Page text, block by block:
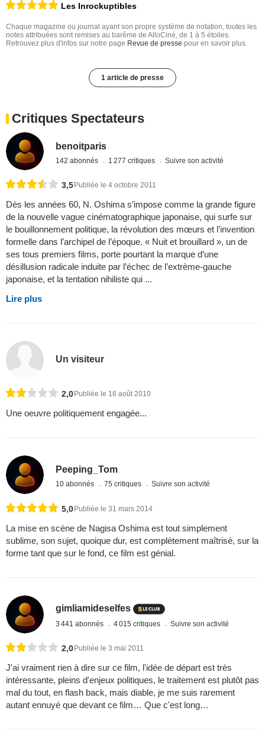
Les Inrockuptibles
Chaque magazine ou journal ayant son propre système de notation, toutes les
notes attribuées sont remises au barême de AlloCiné, de 1 à 5 étoiles.
Retrouvez plus d'infos sur notre page Revue de presse pour en savoir plus.
1 article de presse
Critiques Spectateurs
benoitparis
142 abonnés 1 277 critiques Suivre son activité
3,5 Publiée le 4 octobre 2011
Dès les années 60, N. Oshima s’impose comme la grande figure
de la nouvelle vague cinématographique japonaise, qui surfe sur
le bouillonnement politique, la révolution des mœurs et l’invention
formelle dans l’archipel de l’époque. « Nuit et brouillard », un de
ses tous premiers films, porte pourtant la marque d’une
désillusion radicale induite par l’échec de l’extrème-gauche
japonaise, et la tentation nihiliste qui ...
Lire plus
Un visiteur
2,0 Publiée le 16 août 2010
Une oeuvre politiquement engagée...
Peeping_Tom
10 abonnés 75 critiques Suivre son activité
5,0Publiée le 31 mars 2014
La mise en scène de Nagisa Oshima est tout simplement
sublime, son sujet, quoique dur, est complètement maîtrisé, sur la
forme tant que sur le fond, ce film est génial.
gimliamideselfes
3 441 abonnés 4 015 critiques Suivre son activité
2,0 Publiée le 3 mai 2011
J'ai vraiment rien à dire sur ce film, l'idée de départ est très
intéressante, pleins d'enjeux politiques, le traitement est plutôt pas
mal du tout, en flash back, mais diable, je me suis rarement
autant ennuyé que devant ce film… Que c'est long…